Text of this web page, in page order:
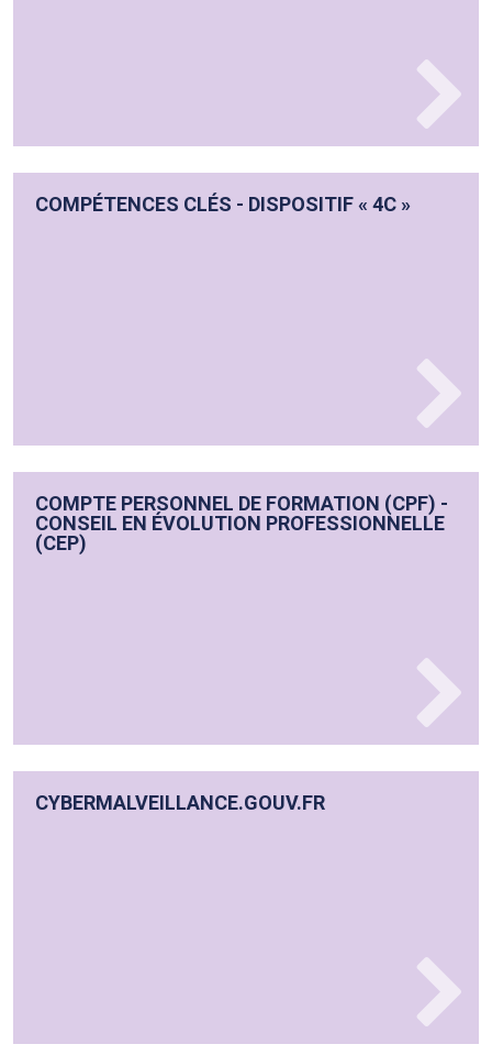
COMPÉTENCES CLÉS - DISPOSITIF « 4C »
COMPTE PERSONNEL DE FORMATION (CPF) -
CONSEIL EN ÉVOLUTION PROFESSIONNELLE
(CEP)
CYBERMALVEILLANCE.GOUV.FR